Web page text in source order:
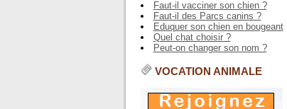
Faut-il vacciner son chien ?
Faut-il des Parcs canins ?
Eduquer son chien en bougeant
Quel chat choisir ?
Peut-on changer son nom ?
VOCATION ANIMALE